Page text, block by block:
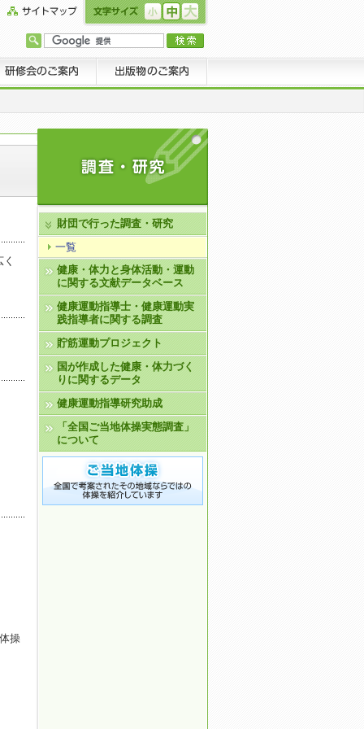
操
財団で行った調査・研究
一覧
健康・体力と身体活動・運動
に関する文献データベース
健康運動指導士・健康運動実
践指導者に関する調査
貯筋運動プロジェクト
国が作成した健康・体力づく
りに関するデータ
健康運動指導研究助成
「全国ご当地体操実態調査」
について